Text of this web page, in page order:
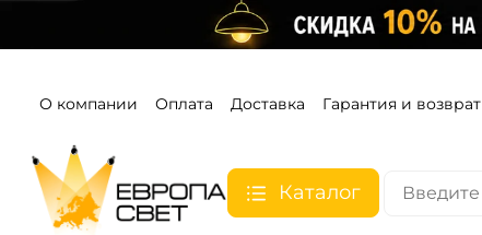
О компании Оплата Доставка Гарантия и возврат
Каталог